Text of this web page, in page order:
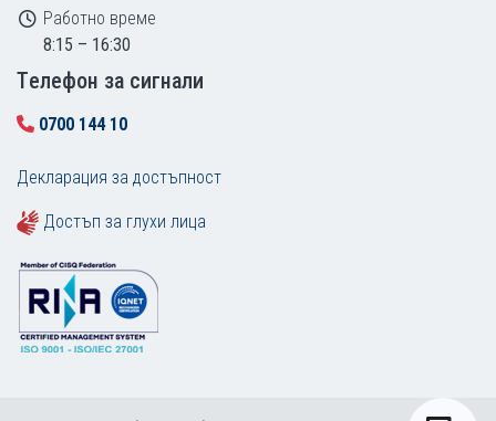
Работно време
8:15 – 16:30
Tелефон за сигнали
0700 144 10
Декларация за достъпност
Достъп за глухи лица